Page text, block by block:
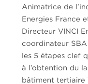
Animatrice de
Energies France
Directeur VINCI
coordinateur
les 5 étapes clef
à l’obtention du
bâtiment tertiaire